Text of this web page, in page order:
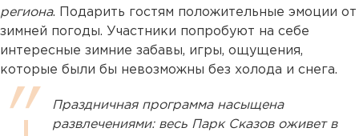
региона. Подарить гостям положительные эмоции от
зимней погоды. Участники попробуют на себе
интересные зимние забавы, игры, ощущения,
которые были бы невозможны без холода и снега.
Праздничная программа насыщена
развлечениями: весь Парк Сказов оживет в